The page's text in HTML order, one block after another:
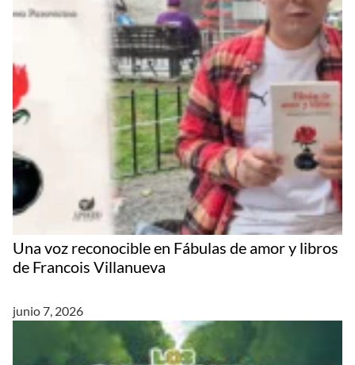
Una voz reconocible en Fábulas de amor y libros
de Francois Villanueva
junio 7, 2026